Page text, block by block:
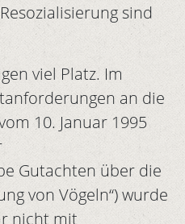
sind
viel Platz. Im
an die
10. Januar 1995
Gutachten über die
von Vögeln“) wurde
nicht mit